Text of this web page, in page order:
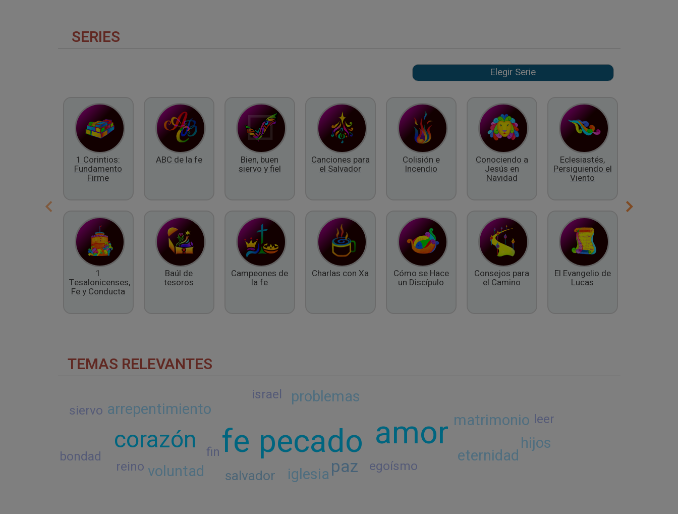
SERIES
1 Corintios:
Fundamento
Firme
1
Tesalonicenses,
Fe y Conducta
ABC de la fe
Baúl de
tesoros
Bien, buen
siervo y fiel
Campeones de
la fe
Canciones para
el Salvador
Charlas con Xa
Colisión e
Incendio
Cómo se Hace
un Discípulo
Conociendo a
Jesús en
Navidad
Consejos para
el Camino
Eclesiastés,
Persiguiendo el
Viento
El Evangelio de
Lucas
TEMAS RELEVANTES
pecado amor
fe
corazón
paz
problemas
iglesia
eternidad
arrepentimiento
voluntad
matrimonio
hijos
salvador egoísmo
israel
bondad
leer
siervo
reino
fin